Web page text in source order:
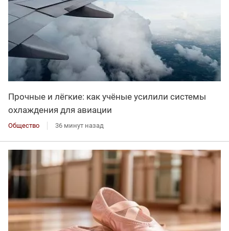
Прочные и лёгкие: как учёные усилили системы
охлаждения для авиации
Общество 36 минут назад